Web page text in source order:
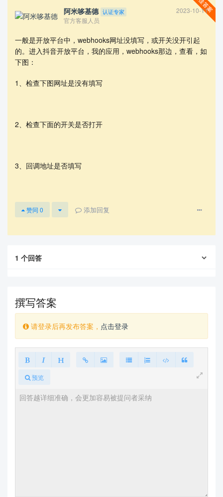
阿米哆基德 认证专家
2023-10-11
官方客服人员
一般是开放平台中，webhooks网址没填写，或开关没开引起
的。进入抖音开放平台，我的应用，webhooks那边，查看，如
下图：
1、检查下图网址是没有填写
2、检查下面的开关是否打开
3、回调地址是否填写
赞同 0 添加回复
1 个回答
撰写答案
请登录后再发布答案， 点击登录
预览